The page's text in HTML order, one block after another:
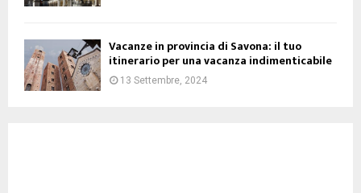
Vacanze in provincia di Savona: il tuo
itinerario per una vacanza indimenticabile
13 Settembre, 2024